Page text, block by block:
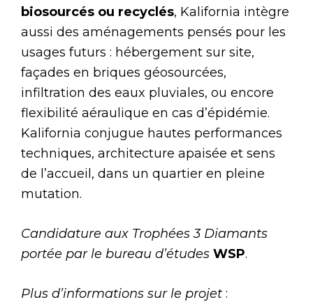
biosourcés ou recyclés, Kalifornia intègre
aussi des aménagements pensés pour les
usages futurs : hébergement sur site,
façades en briques géosourcées,
infiltration des eaux pluviales, ou encore
flexibilité aéraulique en cas d’épidémie.
Kalifornia conjugue hautes performances
techniques, architecture apaisée et sens
de l’accueil, dans un quartier en pleine
mutation.
Candidature aux Trophées 3 Diamants
portée par le bureau d’études WSP.
Plus d’informations sur le projet :